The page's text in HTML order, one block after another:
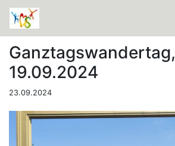
Ganztagswandertag,
19.09.2024
23.09.2024